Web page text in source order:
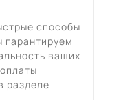
способы
гарантируем
ваших
разделе